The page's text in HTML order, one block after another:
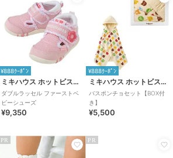
¥888ｸｰﾎﾟﾝ
ミキハウス ホットビスケッツ
ダブルラッセル ファーストベ
ビーシューズ
¥9,350
¥888ｸｰﾎﾟﾝ
ミキハウス ホットビスケッツ
バスポンチョセット【BOX付
き】
¥5,500
PR PR